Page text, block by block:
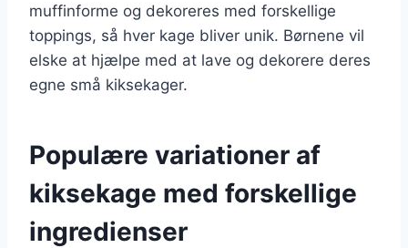
muffinforme og dekoreres med forskellige
toppings, så hver kage bliver unik. Børnene vil
elske at hjælpe med at lave og dekorere deres
egne små kiksekager.
Populære variationer af
kiksekage med forskellige
ingredienser